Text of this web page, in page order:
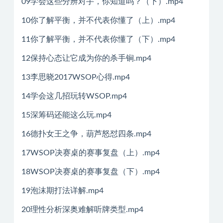
09学会这些分辨对手，你知道吗？（下）.mp4
10你了解平衡，并不代表你懂了（上）.mp4
11你了解平衡，并不代表你懂了（下）.mp4
12保持心态让它成为你的杀手锏.mp4
13李思晓2017WSOP心得.mp4
14学会这几招玩转WSOP.mp4
15深筹码还能这么玩.mp4
16德扑女王之争，葫芦怒怼四条.mp4
17WSOP决赛桌的赛事复盘（上）.mp4
18WSOP决赛桌的赛事复盘（下）.mp4
19泡沫期打法详解.mp4
20理性分析深奥难解听牌类型.mp4